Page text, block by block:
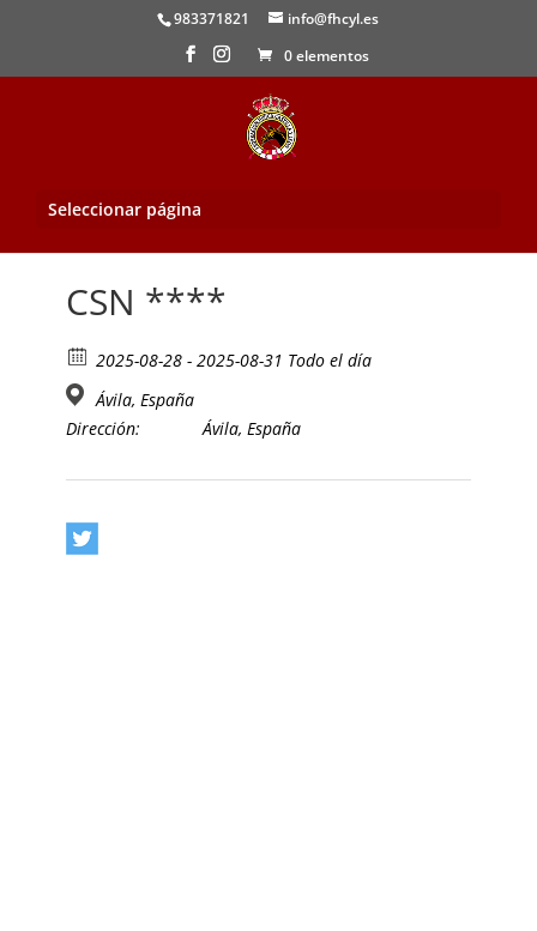
983371821
info@fhcyl.es
0 elementos
Seleccionar página
CSN ****
2025-08-28 - 2025-08-31 Todo el día
Ávila, España
Dirección:
Ávila, España